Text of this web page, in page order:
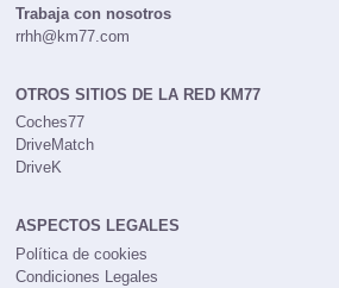
Trabaja con nosotros
rrhh@km77.com
OTROS SITIOS DE LA RED KM77
Coches77
DriveMatch
DriveK
ASPECTOS LEGALES
Política de cookies
Condiciones Legales